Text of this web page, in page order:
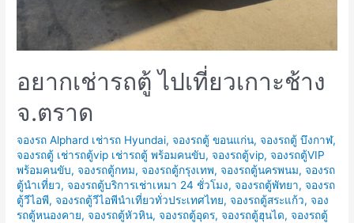
อยากเช่ารถตู้ ไปเที่ยวเกาะช้าง
จ.ตราด
จองรถ Alphard เช่ารถ Hyundai,จองรถตู้ ขอนแก่น,จองรถตู้ บึงกาฬ,
จองรถตู้ เช่ารถตู้vip เช่ารถตู้ พร้อมคนขับ,จองรถตู้vip,จองรถตู้VIP
พร้อมคนขับ,จองรถตู้กทม,จองรถตู้กรุงเทพ,จองรถตู้นครพนม,จองรถ
ตู้นำเที่ยว,จองรถตู้บริการเช่าเหมา 24 ชั่วโมง,จองรถตู้พัทยา,จองรถ
ตู้วีไอพี,จองรถตู้วีไอพีนำเที่ยวทั่วประเทศไทย,จองรถตู้สระแก้ว,จอง
รถตู้หนองคาย,จองรถตู้หัวหิน,จองรถตู้อุดร,จองรถตู้ฮุนได,จองรถตู้